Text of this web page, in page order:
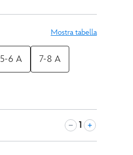
Mostra tabella
5-6 A 7-8 A